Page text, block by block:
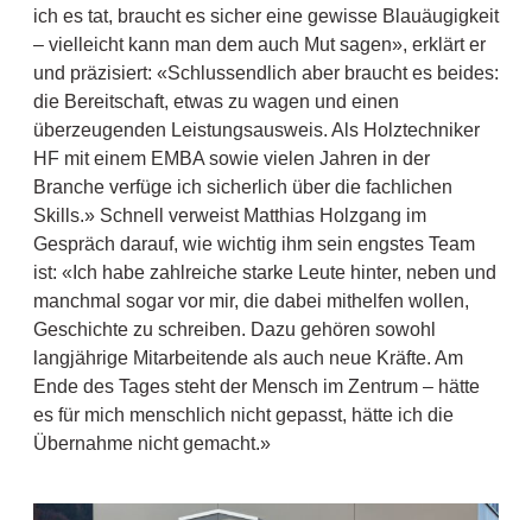
ich es tat, braucht es sicher eine gewisse Blauäugigkeit
– vielleicht kann man dem auch Mut sagen», erklärt er
und präzisiert: «Schlussendlich aber braucht es beides:
die Bereitschaft, etwas zu wagen und einen
überzeugenden Leistungsausweis. Als Holztechniker
HF mit einem EMBA sowie vielen Jahren in der
Branche verfüge ich sicherlich über die fachlichen
Skills.» Schnell verweist Matthias Holzgang im
Gespräch darauf, wie wichtig ihm sein engstes Team
ist: «Ich habe zahlreiche starke Leute hinter, neben und
manchmal sogar vor mir, die dabei mithelfen wollen,
Geschichte zu schreiben. Dazu gehören sowohl
langjährige Mitarbeitende als auch neue Kräfte. Am
Ende des Tages steht der Mensch im Zentrum – hätte
es für mich menschlich nicht gepasst, hätte ich die
Übernahme nicht gemacht.»